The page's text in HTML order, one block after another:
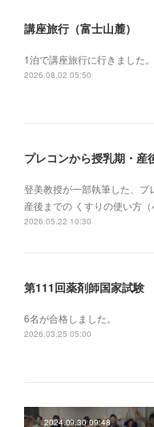
講座旅行（富士山麓）
1泊で講座旅行に行きました。
2026.08.02 05:50
登美教授が一部執筆した、プ
産後までの くすりの使い方
2026.05.22 10:30
第111回薬剤師国家試験
6名が合格しました。
2026.03.25 05:00
2024.09.30 09:48